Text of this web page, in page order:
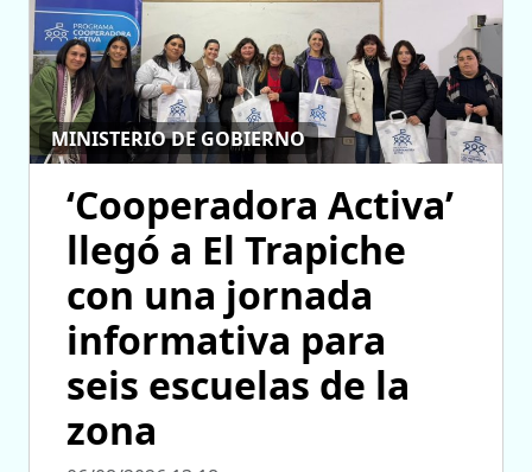
MINISTERIO DE GOBIERNO
‘Cooperadora Activa’
llegó a El Trapiche
con una jornada
informativa para
seis escuelas de la
zona